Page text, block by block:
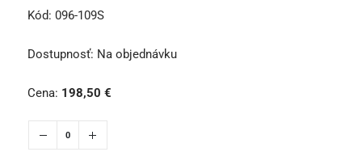
Kód: 096-109S
Dostupnosť: Na objednávku
Cena: 198,50 €